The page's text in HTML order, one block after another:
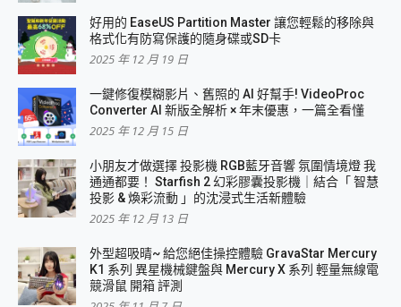
好用的 EaseUS Partition Master 讓您輕鬆的移除與
格式化有防寫保護的隨身碟或SD卡
2025 年 12 月 19 日
一鍵修復模糊影片、舊照的 AI 好幫手! VideoProc
Converter AI 新版全解析 × 年末優惠，一篇全看懂
2025 年 12 月 15 日
小朋友才做選擇 投影機 RGB藍牙音響 氛圍情境燈 我
通通都要！ Starfish 2 幻彩膠囊投影機｜結合「 智慧
投影 & 煥彩流動 」的沈浸式生活新體驗
2025 年 12 月 13 日
外型超吸晴~ 給您絕佳操控體驗 GravaStar Mercury
K1 系列 異星機械鍵盤與 Mercury X 系列 輕量無線電
競滑鼠 開箱 評測